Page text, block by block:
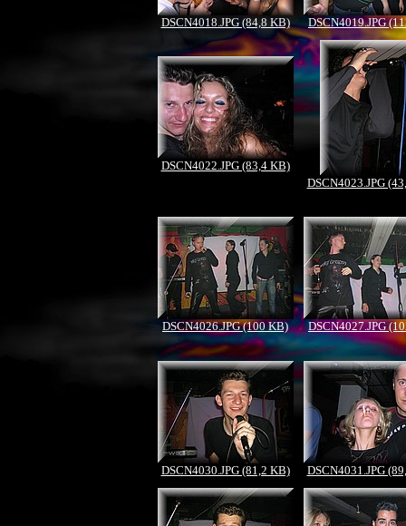
DSCN4018.JPG (84,8 KB) DSCN4019.JPG
DSCN4022.JPG (83,4 KB)
DSCN4023.JPG
DSCN4026.JPG (100 KB) DSCN4027.JPG
DSCN4030.JPG (81,2 KB) DSCN4031.JPG